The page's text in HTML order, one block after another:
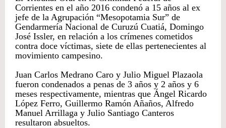
Corrientes en el año 2016 condenó a 15 años al ex
jefe de la Agrupación “Mesopotamia Sur” de
Gendarmería Nacional de Curuzú Cuatiá, Domingo
José Issler, en relación a los crímenes cometidos
contra doce víctimas, siete de ellas pertenecientes al
movimiento campesino.
Juan Carlos Medrano Caro y Julio Miguel Plazaola
fueron condenados a penas de 3 años y 2 años y 6
meses respectivamente, mientras que Ángel Ricardo
López Ferro, Guillermo Ramón Añaños, Alfredo
Manuel Arrillaga y Julio Santiago Canteros
resultaron absueltos.